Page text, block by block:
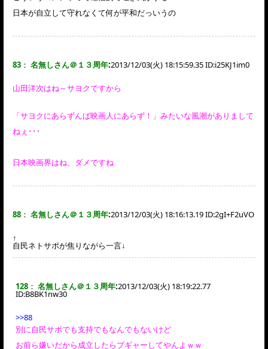
日本が自立して守れなくて何が平和だっいうの
83 ： 名無しさん＠１３周年:2013/12/03(火) 18:15:59.35 ID:i25KJ1im0
山田洋次はね～サヨクですから
「サヨクにあらずんば映画人にあらず！」みたいな風潮がありまして
ねぇ･･･
日本映画界はね、ダメですね
88 ： 名無しさん＠１３周年:2013/12/03(火) 18:16:13.19 ID:2gI+F2uVO
↑
自民ネトサポが焦りながら一言↓
128 ： 名無しさん＠１３周年:2013/12/03(火) 18:19:22.77
ID:B8BK1nw30
>>88
別に自民サポでも支持でもなんでもないけど
お前ら嫌いだから成立したらプギャーしてやんよｗｗ